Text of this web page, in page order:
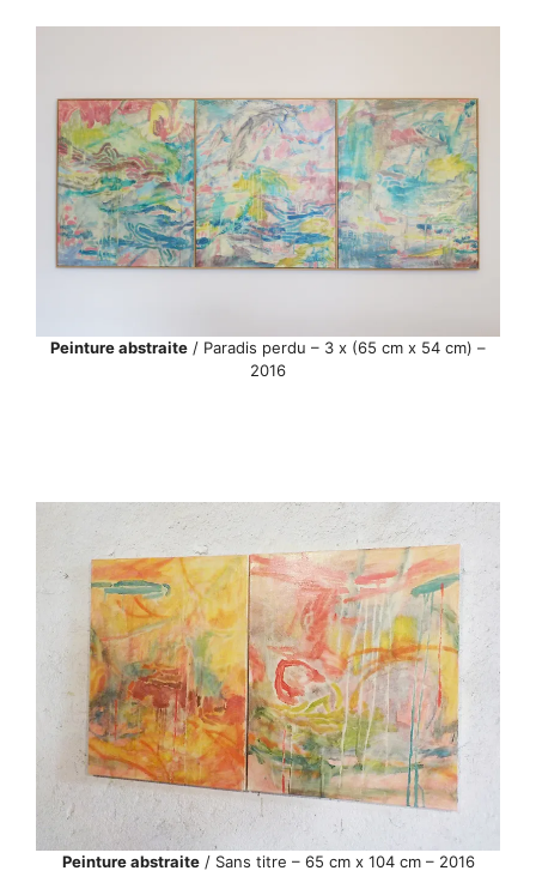
Peinture abstraite / Paradis perdu – 3 x (65 cm x 54 cm) –
2016
Peinture abstraite/ Sans titre – 65 cm x 104 cm – 2016